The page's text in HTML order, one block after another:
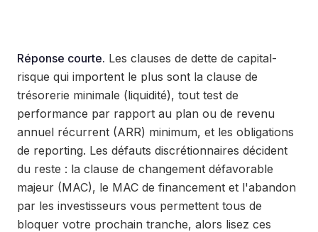
Réponse courte. Les clauses de dette de capital-
risque qui importent le plus sont la clause de
trésorerie minimale (liquidité), tout test de
performance par rapport au plan ou de revenu
annuel récurrent (ARR) minimum, et les obligations
de reporting. Les défauts discrétionnaires décident
du reste : la clause de changement défavorable
majeur (MAC), le MAC de financement et l'abandon
par les investisseurs vous permettent tous de
bloquer votre prochain tranche, alors lisez ces